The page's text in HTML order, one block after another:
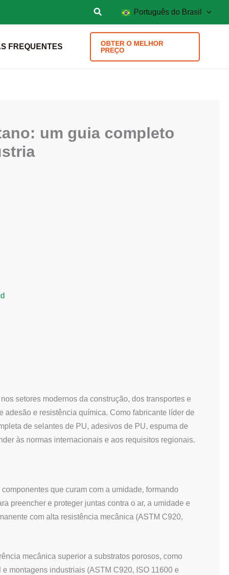
Português do Brasil
FREQUENTES
OBTER O MELHOR
PREÇO
um guia completo
setores modernos da construção, dos transportes e
e resistência química. Como fabricante líder de
de selantes de PU, adesivos de PU, espuma de
às normas internacionais e aos requisitos regionais.
que curam com a umidade, formando
preencher e proteger juntas contra o ar, a umidade e
com alta resistência mecânica (ASTM C920,
mecânica superior a substratos porosos, como
montagens industriais (ASTM C920, ISO 11600 e